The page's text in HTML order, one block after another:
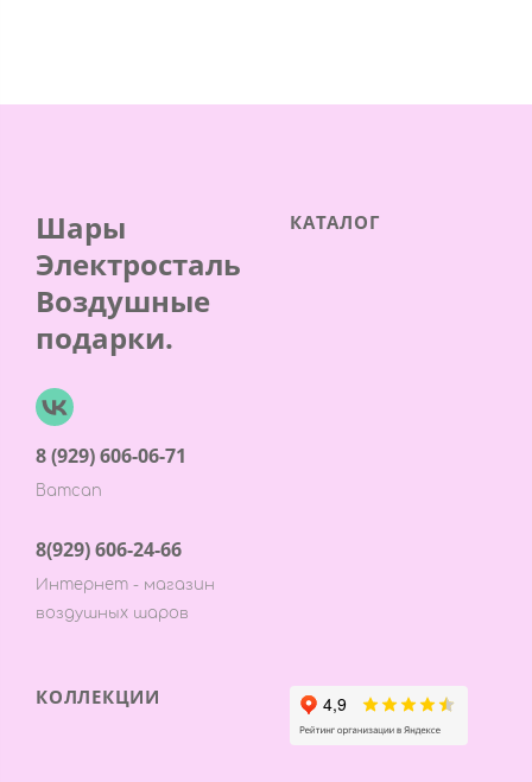
Шары
Электросталь
Воздушные
подарки.
8 (929) 606-06-71
Ватсап
8(929) 606-24-66
Интернет - магазин
воздушных шаров
КАТАЛОГ
КОЛЛЕКЦИИ